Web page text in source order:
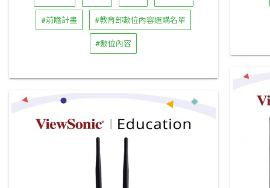
#前瞻計畫 #教育部數位內容選購名單
#數位內容